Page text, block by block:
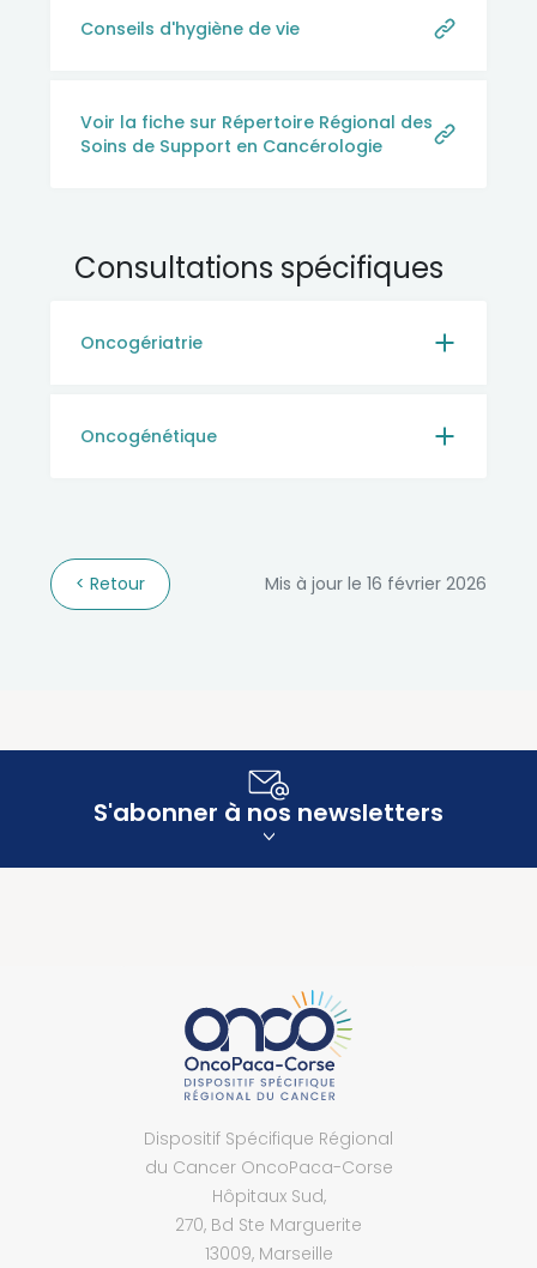
Conseils d'hygiène de vie
Voir la fiche sur Répertoire Régional des
Soins de Support en Cancérologie
Consultations spécifiques
Oncogériatrie
Oncogénétique
Retour Mis à jour le 16 février 2026
S'abonner à nos newsletters
Dispositif Spécifique Régional
du Cancer OncoPaca-Corse
Hôpitaux Sud,
270, Bd Ste Marguerite
13009, Marseille